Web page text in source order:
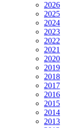
2026
2025
2024
2023
2022
2021
2020
2019
2018
2017
2016
2015
2014
2013